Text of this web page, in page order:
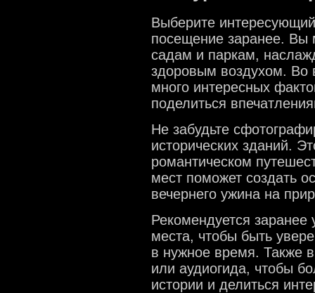
Выберите
посещение заранее. Вы
садам и паркам,
здоровым воздухом. Во
много интересных
поделиться
Не забудьте
исторических зданий.
романтическом
мест поможет создать
вечернего ужина на
Рекомендуется заранее
места, чтобы быть
в нужное время. Также
или аудиогида, чтобы
истории и делиться